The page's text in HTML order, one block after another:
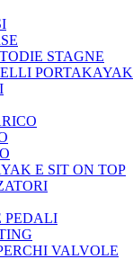
STAGNE
PORTAKAYAK
E SIT ON TOP
PEDALI
VALVOLE